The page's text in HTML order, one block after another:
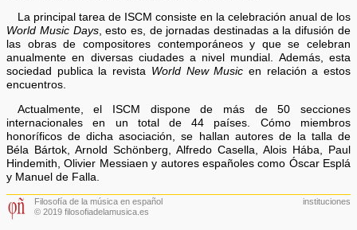
La principal tarea de ISCM consiste en la celebración anual de los
World Music Days, esto es, de jornadas destinadas a la difusión de
las obras de compositores contemporáneos y que se celebran
anualmente en diversas ciudades a nivel mundial. Además, esta
sociedad publica la revista World New Music en relación a estos
encuentros.
Actualmente, el ISCM dispone de más de 50 secciones
internacionales en un total de 44 países. Cómo miembros
honoríficos de dicha asociación, se hallan autores de la talla de
Béla Bártok, Arnold Schönberg, Alfredo Casella, Alois Hába, Paul
Hindemith, Olivier Messiaen y autores españoles como Óscar Esplá
y Manuel de Falla.
Filosofía de la música en español
© 2019 filosofiadelamusica.es
instituciones